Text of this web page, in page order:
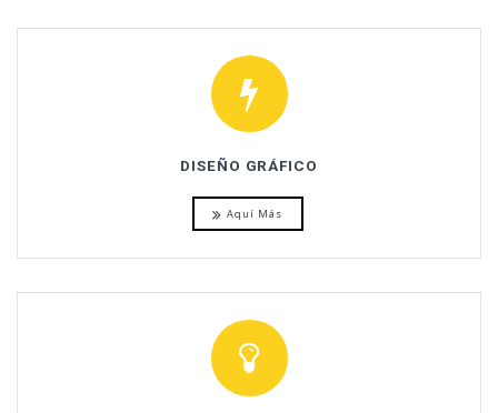
DISEÑO GRÁFICO
Aquí Más